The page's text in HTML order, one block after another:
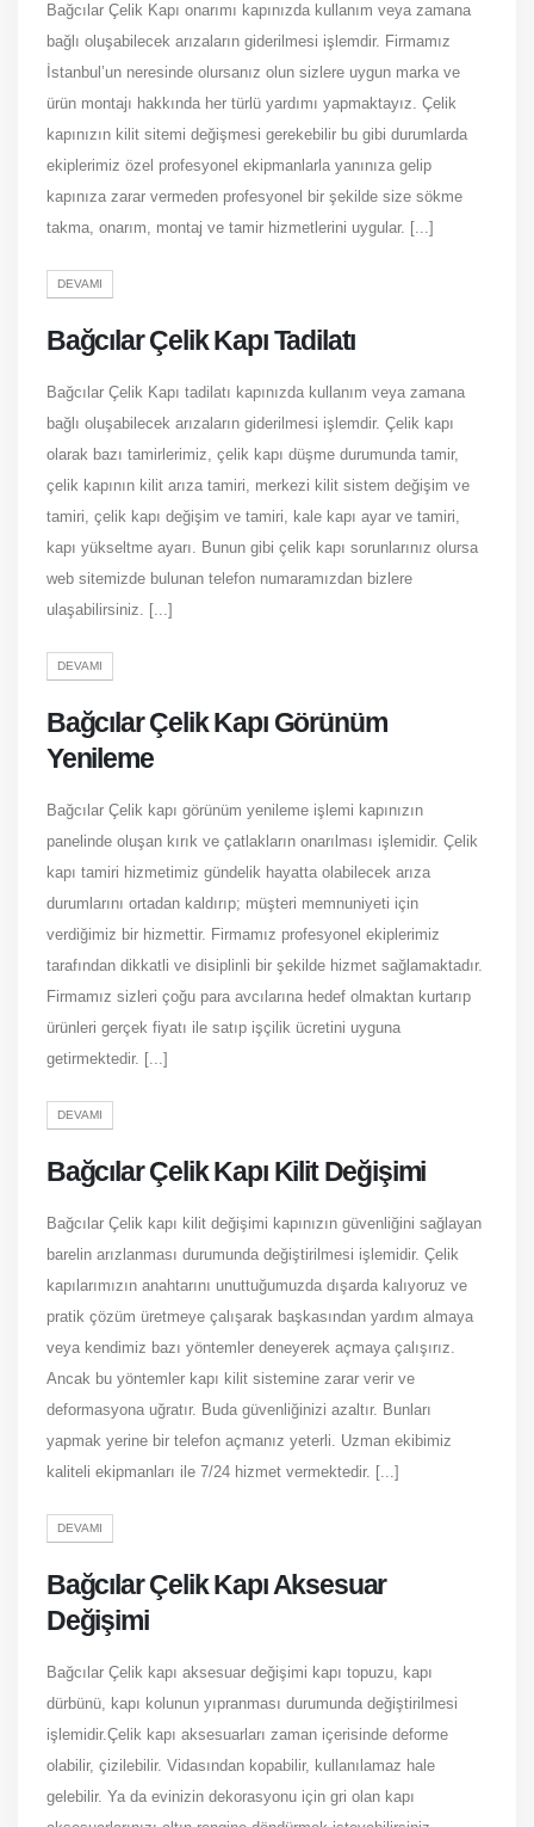
Bağcılar Çelik Kapı onarımı kapınızda kullanım veya zamana
bağlı oluşabilecek arızaların giderilmesi işlemdir. Firmamız
İstanbul’un neresinde olursanız olun sizlere uygun marka ve
ürün montajı hakkında her türlü yardımı yapmaktayız. Çelik
kapınızın kilit sitemi değişmesi gerekebilir bu gibi durumlarda
ekiplerimiz özel profesyonel ekipmanlarla yanınıza gelip
kapınıza zarar vermeden profesyonel bir şekilde size sökme
takma, onarım, montaj ve tamir hizmetlerini uygular. [...]
DEVAMI
Bağcılar Çelik Kapı Tadilatı
Bağcılar Çelik Kapı tadilatı kapınızda kullanım veya zamana
bağlı oluşabilecek arızaların giderilmesi işlemdir. Çelik kapı
olarak bazı tamirlerimiz, çelik kapı düşme durumunda tamir,
çelik kapının kilit arıza tamiri, merkezi kilit sistem değişim ve
tamiri, çelik kapı değişim ve tamiri, kale kapı ayar ve tamiri,
kapı yükseltme ayarı. Bunun gibi çelik kapı sorunlarınız olursa
web sitemizde bulunan telefon numaramızdan bizlere
ulaşabilirsiniz. [...]
DEVAMI
Bağcılar Çelik Kapı Görünüm
Yenileme
Bağcılar Çelik kapı görünüm yenileme işlemi kapınızın
panelinde oluşan kırık ve çatlakların onarılması işlemidir. Çelik
kapı tamiri hizmetimiz gündelik hayatta olabilecek arıza
durumlarını ortadan kaldırıp; müşteri memnuniyeti için
verdiğimiz bir hizmettir. Firmamız profesyonel ekiplerimiz
tarafından dikkatli ve disiplinli bir şekilde hizmet sağlamaktadır.
Firmamız sizleri çoğu para avcılarına hedef olmaktan kurtarıp
ürünleri gerçek fiyatı ile satıp işçilik ücretini uyguna
getirmektedir. [...]
DEVAMI
Bağcılar Çelik Kapı Kilit Değişimi
Bağcılar Çelik kapı kilit değişimi kapınızın güvenliğini sağlayan
barelin arızlanması durumunda değiştirilmesi işlemidir. Çelik
kapılarımızın anahtarını unuttuğumuzda dışarda kalıyoruz ve
pratik çözüm üretmeye çalışarak başkasından yardım almaya
veya kendimiz bazı yöntemler deneyerek açmaya çalışırız.
Ancak bu yöntemler kapı kilit sistemine zarar verir ve
deformasyona uğratır. Buda güvenliğinizi azaltır. Bunları
yapmak yerine bir telefon açmanız yeterli. Uzman ekibimiz
kaliteli ekipmanları ile 7/24 hizmet vermektedir. [...]
DEVAMI
Bağcılar Çelik Kapı Aksesuar
Değişimi
Bağcılar Çelik kapı aksesuar değişimi kapı topuzu, kapı
dürbünü, kapı kolunun yıpranması durumunda değiştirilmesi
işlemidir.Çelik kapı aksesuarları zaman içerisinde deforme
olabilir, çizilebilir. Vidasından kopabilir, kullanılamaz hale
gelebilir. Ya da evinizin dekorasyonu için gri olan kapı